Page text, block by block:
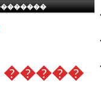
�����